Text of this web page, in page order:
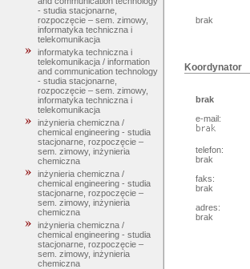
- studia stacjonarne,
rozpoczęcie – sem. zimowy,
informatyka techniczna i
telekomunikacja
informatyka techniczna i
telekomunikacja / information
and communication technology
- studia stacjonarne,
rozpoczęcie – sem. zimowy,
informatyka techniczna i
telekomunikacja
inżynieria chemiczna /
chemical engineering - studia
stacjonarne, rozpoczęcie –
sem. zimowy, inżynieria
chemiczna
inżynieria chemiczna /
chemical engineering - studia
stacjonarne, rozpoczęcie –
sem. zimowy, inżynieria
chemiczna
inżynieria chemiczna /
chemical engineering - studia
stacjonarne, rozpoczęcie –
sem. zimowy, inżynieria
chemiczna
brak
Koordynator
brak
e-mail:
telefon:
brak
faks:
brak
adres:
brak